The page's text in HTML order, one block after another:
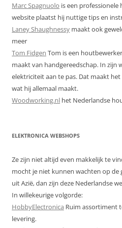
Marc Spagnuolo is een
website plaatst hij nuttige tips en
Laney Shaughnessy maakt ook
meer
Tom Fidgen Tom is een
maakt van handgereedschap. In zijn
elektriciteit aan te pas. Dat maakt
wat hij allemaal maakt.
Woodworking.nl het Nederlandse
ELEKTRONICA WEBSHOPS
Ze zijn niet altijd even makkelijk te
mocht je niet kunnen wachten op de
uit Azië, dan zijn deze Nederlandse
In willekeurige volgorde:
HobbyElectronica Ruim assortiment
levering.